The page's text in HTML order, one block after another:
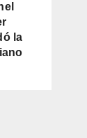
la